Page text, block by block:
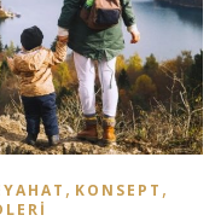
, KONSEPT ,